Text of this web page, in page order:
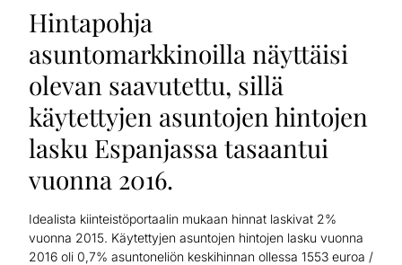
Hintapohja
asuntomarkkinoilla näyttäisi
olevan saavutettu, sillä
käytettyjen asuntojen hintojen
lasku Espanjassa tasaantui
vuonna 2016.
Idealista kiinteistöportaalin mukaan hinnat laskivat 2%
vuonna 2015. Käytettyjen asuntojen hintojen lasku vuonna
2016 oli 0,7% asuntoneliön keskihinnan ollessa 1553 euroa /